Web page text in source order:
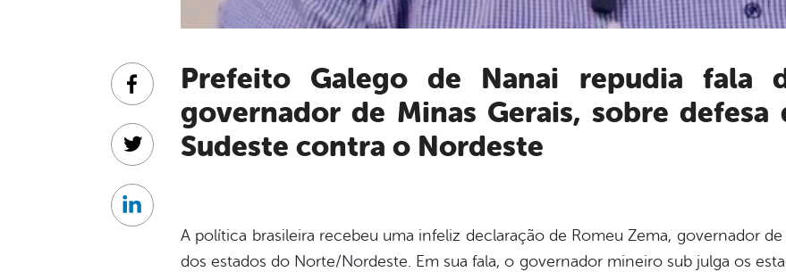
Prefeito Galego de Nanai repudia fala de Romeu Zema,
governador de Minas Gerais, sobre
Sudeste contra o Nordeste
A política brasileira recebeu uma infeliz declaração de Romeu Zema, governador
dos estados do Norte/Nordeste. Em sua fala, o governador mineiro sub julga os
Facebook
Twitter
Linkedin